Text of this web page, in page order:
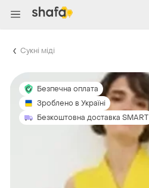
Сукні міді
Безпечна оплата
Зроблено в Україні
Безкоштовна доставка SMART